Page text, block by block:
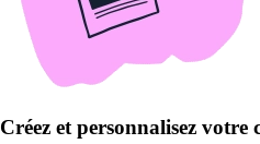
Créez et personnalisez votre